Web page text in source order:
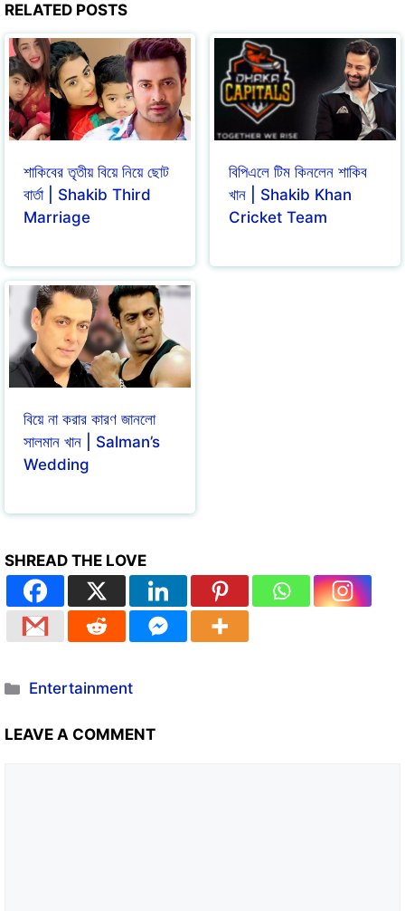
RELATED POSTS
শাকিবের তৃতীয় বিয়ে নিয়ে ছোট
বার্তা | Shakib Third
Marriage
বিপিএলে টিম কিনলেন শাকিব
খান | Shakib Khan
Cricket Team
বিয়ে না করার কারণ জানলো
সালমান খান | Salman’s
Wedding
SHREAD THE LOVE
Entertainment
LEAVE A COMMENT